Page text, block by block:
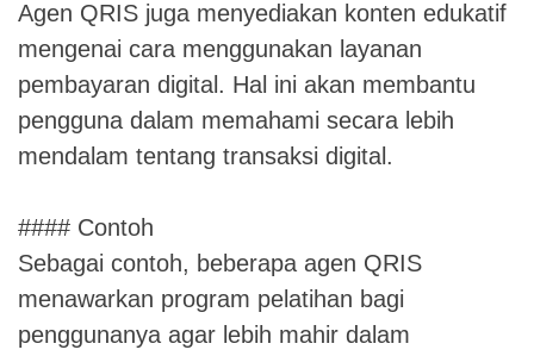
Agen QRIS juga menyediakan konten edukatif
mengenai cara menggunakan layanan
pembayaran digital. Hal ini akan membantu
pengguna dalam memahami secara lebih
mendalam tentang transaksi digital.
#### Contoh
Sebagai contoh, beberapa agen QRIS
menawarkan program pelatihan bagi
penggunanya agar lebih mahir dalam